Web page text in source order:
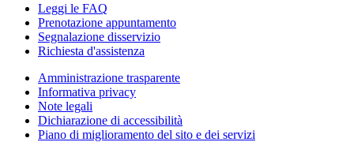
Leggi le FAQ
Prenotazione appuntamento
Segnalazione disservizio
Richiesta d'assistenza
Amministrazione trasparente
Informativa privacy
Note legali
Dichiarazione di accessibilità
Piano di miglioramento del sito e dei servizi